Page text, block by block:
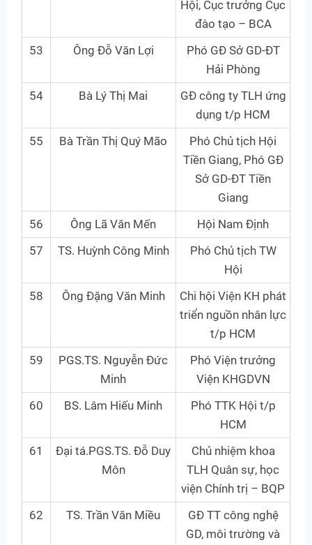
Hội, Cục trưởng Cục
đào tạo – BCA
53
Ông Đỗ Văn Lợi
Phó GĐ Sở GD-ĐT
Hải Phòng
54
Bà Lý Thị Mai
GĐ công ty TLH ứng
dụng t/p HCM
55
Bà Trần Thị Quý Mão
Phó Chủ tịch Hội
Tiền Giang, Phó GĐ
Sở GD-ĐT Tiền
Giang
56
Ông Lã Văn Mến
Hội Nam Định
57
TS. Huỳnh Công Minh
Phó Chủ tịch TW
Hội
58
Ông Đặng Văn Minh
Chi hội Viện KH phát
triển nguồn nhân lực
t/p HCM
59
PGS.TS. Nguyễn Đức
Minh
Phó Viện trưởng
Viện KHGDVN
60
BS. Lâm Hiếu Minh
Phó TTK Hội t/p
HCM
61
Đại tá.PGS.TS. Đỗ Duy
Môn
Chủ nhiệm khoa
TLH Quân sự, học
viện Chính trị – BQP
62
TS. Trần Văn Miều
GĐ TT công nghệ
GD, môi trường và